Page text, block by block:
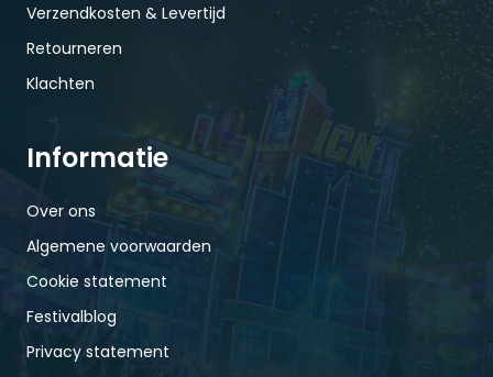
Verzendkosten & Levertijd
Retourneren
Klachten
Informatie
Over ons
Algemene voorwaarden
Cookie statement
Festivalblog
Privacy statement